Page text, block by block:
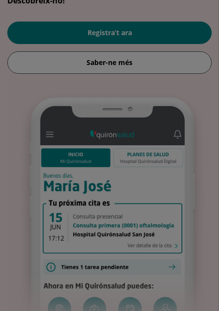
Registra’t ara
Saber-ne més